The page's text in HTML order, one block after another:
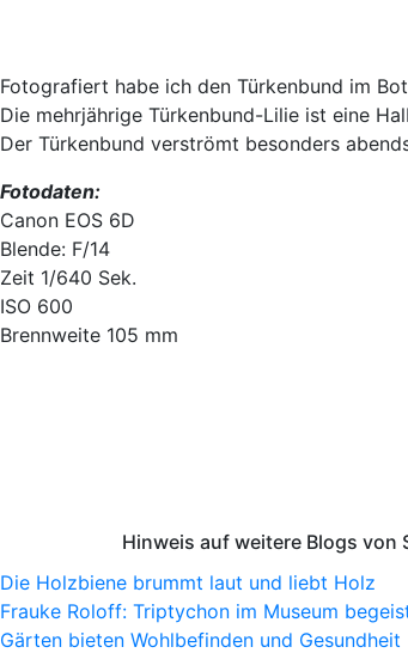
Fotografiert habe ich den Türkenbund im
Die mehrjährige Türkenbund-Lilie ist eine
Der Türkenbund verströmt besonders
Fotodaten:
Canon EOS 6D
Blende: F/14
Zeit 1/640 Sek.
ISO 600
Brennweite 105 mm
Hinweis auf weitere Blogs von
Die Holzbiene brummt laut und liebt Holz
Frauke Roloff: Triptychon im Museum
Gärten bieten Wohlbefinden und Gesundheit